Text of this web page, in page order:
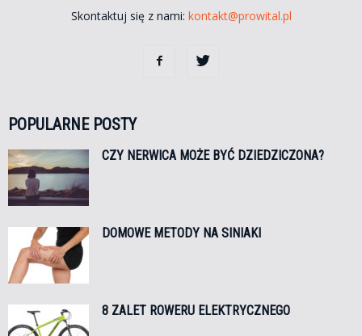
Skontaktuj się z nami: kontakt@prowital.pl
POPULARNE POSTY
CZY NERWICA MOŻE BYĆ DZIEDZICZONA?
DOMOWE METODY NA SINIAKI
8 ZALET ROWERU ELEKTRYCZNEGO